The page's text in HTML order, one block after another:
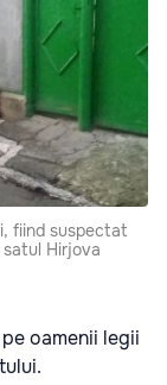
fiind suspectat
Hirjova
oamenii legii